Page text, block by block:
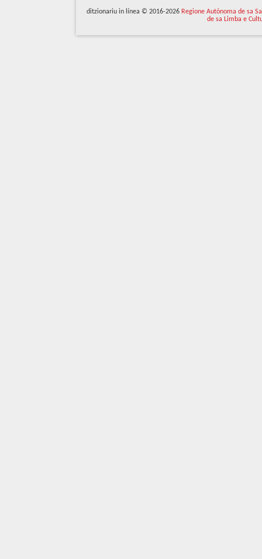
ditzionariu in línea © 2016-2026 Regione Autònoma de sa
de sa Limba e